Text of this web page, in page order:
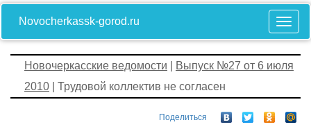
Novocherkassk-gorod.ru
Новочеркасские ведомости
Выпуск №27 от 6 июля
2010 | Трудовой коллектив не согласен
Поделиться